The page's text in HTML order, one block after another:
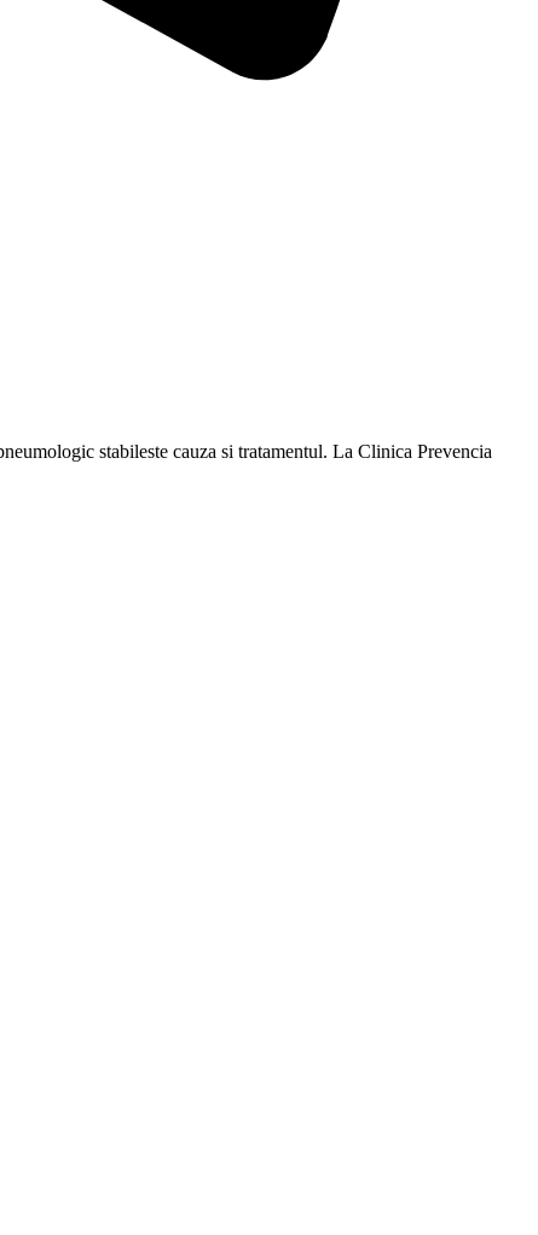
stabileste cauza si tratamentul. La Clinica Prevencia